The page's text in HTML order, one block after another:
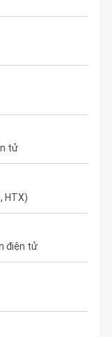
tử
HTX)
điện tử